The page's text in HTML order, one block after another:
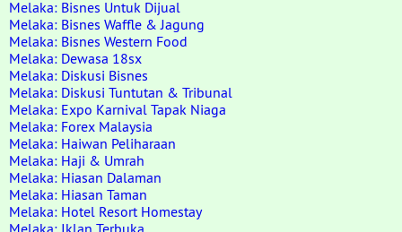
Melaka: Bisnes Untuk Dijual
Melaka: Bisnes Waffle & Jagung
Melaka: Bisnes Western Food
Melaka: Dewasa 18sx
Melaka: Diskusi Bisnes
Melaka: Diskusi Tuntutan & Tribunal
Melaka: Expo Karnival Tapak Niaga
Melaka: Forex Malaysia
Melaka: Haiwan Peliharaan
Melaka: Haji & Umrah
Melaka: Hiasan Dalaman
Melaka: Hiasan Taman
Melaka: Hotel Resort Homestay
Melaka: Iklan Terbuka